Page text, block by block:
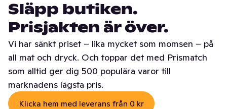
Släpp butiken.
Prisjakten är över.
Vi har sänkt priset – lika mycket som momsen – på
all mat och dryck. Och toppar det med Prismatch
som alltid ger dig 500 populära varor till
marknadens lägsta pris.
Klicka hem med leverans från 0 kr